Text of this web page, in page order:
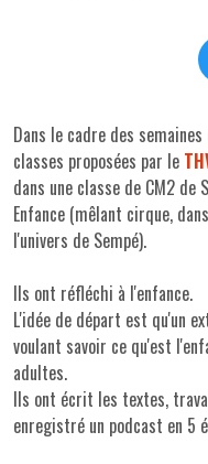
Dans le cadre des
classes proposées par le
dans une classe de CM2
Enfance (mêlant cirque,
l'univers de Sempé).
Ils ont réfléchi à l'enfance.
L'idée de départ est qu'un
voulant savoir ce qu'est
adultes.
Ils ont écrit les textes,
enregistré un podcast en 5